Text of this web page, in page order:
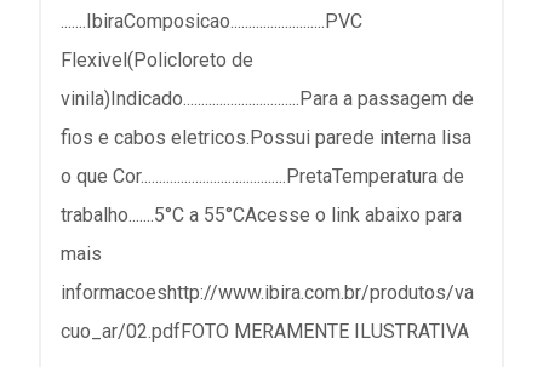
.......IbiraComposicao..........................PVC
Flexivel(Policloreto de
vinila)Indicado................................Para a passagem de
fios e cabos eletricos.Possui parede interna lisa
o que Cor........................................PretaTemperatura de
trabalho.......5°C a 55°CAcesse o link abaixo para
mais
informacoeshttp://www.ibira.com.br/produtos/va
cuo_ar/02.pdfFOTO MERAMENTE ILUSTRATIVA